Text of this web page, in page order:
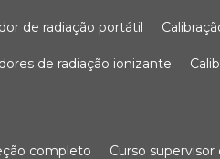
de radiação portátil
de radiação ionizante
completo curso